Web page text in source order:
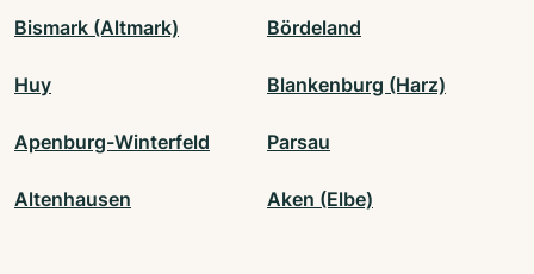
Bismark (Altmark) Bördeland
Huy Blankenburg (Harz)
Apenburg-Winterfeld Parsau
Altenhausen Aken (Elbe)